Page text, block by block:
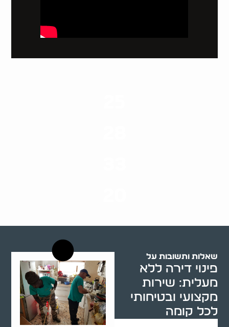
שאלות ותשובות על
פינוי דירה ללא
מעלית: שירות
מקצועי ובטיחותי
לכל קומה